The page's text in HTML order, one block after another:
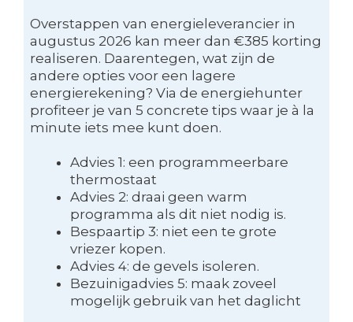
Overstappen van energieleverancier in
augustus 2026 kan meer dan €385 korting
realiseren. Daarentegen, wat zijn de
andere opties voor een lagere
energierekening? Via de energiehunter
profiteer je van 5 concrete tips waar je à la
minute iets mee kunt doen.
Advies 1: een programmeerbare
thermostaat
Advies 2: draai geen warm
programma als dit niet nodig is.
Bespaartip 3: niet een te grote
vriezer kopen.
Advies 4: de gevels isoleren.
Bezuinigadvies 5: maak zoveel
mogelijk gebruik van het daglicht